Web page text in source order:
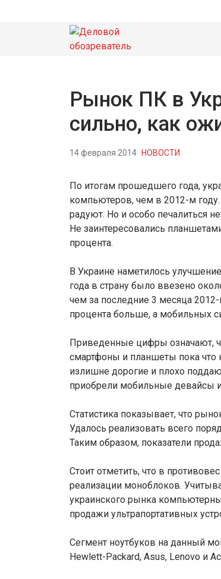
Рынок ПК в
сильно, как
14 февраля 2014 НОВОСТИ
По итогам прошедшего года,
компьютеров, чем в 2012-м
радуют. Но и особо печалиться
Не заинтересовались
процента.
В Украине наметилось
года в страну было ввезено
чем за последние 3 месяца
процента больше, а мобильных
Приведенные цифры означают,
смартфоны и планшеты пока
излишне дорогие и плохо
приобрели мобильные девайсы и
Статистика показывает, что
Удалось реализовать всего
Таким образом, показатели
Стоит отметить, что в
реализации моноблоков.
украинского рынка
продажи ультрапортативных
Сегмент ноутбуков на данный
Hewlett-Packard, Asus, Lenovo и